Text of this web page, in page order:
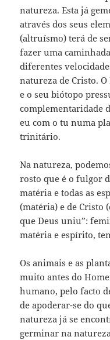
natureza. Esta já
através dos seus
(altruísmo) terá de
fazer uma
diferentes
natureza de Cristo.
e o seu biótopo
complementaridade
eu com o tu numa
trinitário.
Na natureza,
rosto que é o fulgor
matéria e todas as
(matéria) e de Cristo
que Deus uniu”:
matéria e espírito,
Os animais e as
muito antes do
humano, pelo facto
de apoderar-se do
natureza já se
germinar na